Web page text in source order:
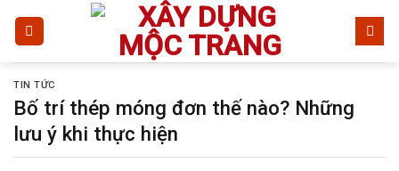
dungTIN TỨC
Bố trí thép móng đơn thế nào? Những
lưu ý khi thực hiện